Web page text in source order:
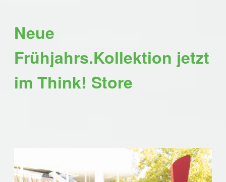
Neue
Frühjahrs.Kollektion jetzt
im Think! Store